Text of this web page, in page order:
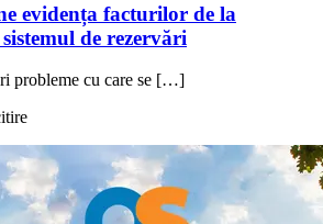
evidența facturilor de la
de rezervări
probleme cu care se […]